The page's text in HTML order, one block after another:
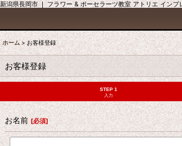
新潟県長岡市 ❘ フラワー & ポーセラーツ教室 アトリエ イン
ホーム > お客様登録
お客様登録
STEP 1
入力
お名前 [必須]